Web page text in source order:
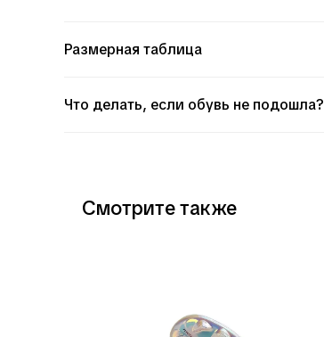
Размерная таблица
Что делать, если обувь не подошла?
Смотрите также